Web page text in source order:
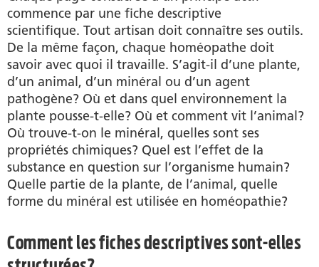
commence par une fiche descriptive
scientifique. Tout artisan doit connaître ses outils.
De la même façon, chaque homéopathe doit
savoir avec quoi il travaille. S’agit-il d’une plante,
d’un animal, d’un minéral ou d’un agent
pathogène? Où et dans quel environnement la
plante pousse-t-elle? Où et comment vit l’animal?
Où trouve-t-on le minéral, quelles sont ses
propriétés chimiques? Quel est l’effet de la
substance en question sur l’organisme humain?
Quelle partie de la plante, de l’animal, quelle
forme du minéral est utilisée en homéopathie?
Comment les fiches descriptives sont-elles